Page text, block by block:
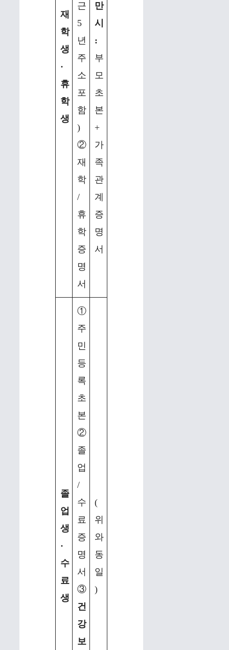
재
학
생
·
휴
학
생
근
5
년
주
소
포
함
)
②
재
학
/
휴
학
증
명
서
만
시
:
부
모
초
본
+
가
족
관
계
증
명
서
졸
업
생
·
수
료
생
①
주
민
등
록
초
본
②
졸
업
/
수
료
증
명
서
③
건
강
보
(
위
와
동
일
)